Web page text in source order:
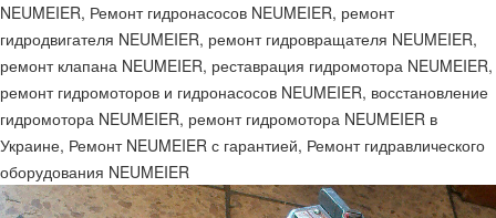
NEUMEIER, Ремонт гидронасосов NEUMEIER, ремонт
гидродвигателя NEUMEIER, ремонт гидровращателя NEUMEIER,
ремонт клапана NEUMEIER, реставрация гидромотора NEUMEIER,
ремонт гидромоторов и гидронасосов NEUMEIER, восстановление
гидромотора NEUMEIER, ремонт гидромотора NEUMEIER в
Украине, Ремонт NEUMEIER с гарантией, Ремонт гидравлического
оборудования NEUMEIER